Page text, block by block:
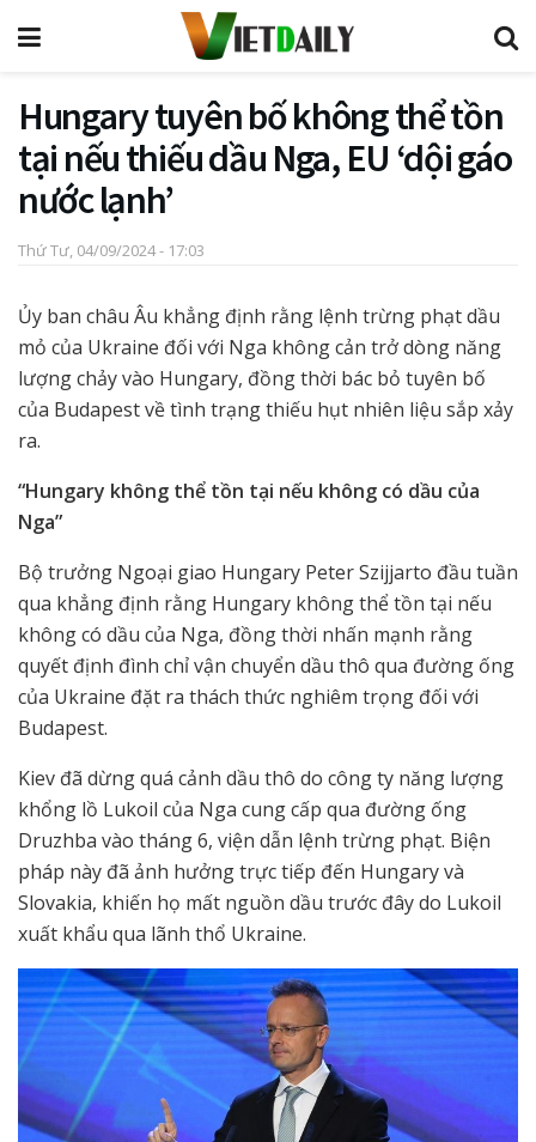
Hungary tuyên bố không thể tồn
tại nếu thiếu dầu Nga, EU ‘dội gáo
nước lạnh’
Thứ Tư, 04/09/2024 - 17:03
Ủy ban châu Âu khẳng định rằng lệnh trừng phạt dầu
mỏ của Ukraine đối với Nga không cản trở dòng năng
lượng chảy vào Hungary, đồng thời bác bỏ tuyên bố
của Budapest về tình trạng thiếu hụt nhiên liệu sắp xảy
ra.
“Hungary không thể tồn tại nếu không có dầu của
Nga”
Bộ trưởng Ngoại giao Hungary Peter Szijjarto đầu tuần
qua khẳng định rằng Hungary không thể tồn tại nếu
không có dầu của Nga, đồng thời nhấn mạnh rằng
quyết định đình chỉ vận chuyển dầu thô qua đường ống
của Ukraine đặt ra thách thức nghiêm trọng đối với
Budapest.
Kiev đã dừng quá cảnh dầu thô do công ty năng lượng
khổng lồ Lukoil của Nga cung cấp qua đường ống
Druzhba vào tháng 6, viện dẫn lệnh trừng phạt. Biện
pháp này đã ảnh hưởng trực tiếp đến Hungary và
Slovakia, khiến họ mất nguồn dầu trước đây do Lukoil
xuất khẩu qua lãnh thổ Ukraine.